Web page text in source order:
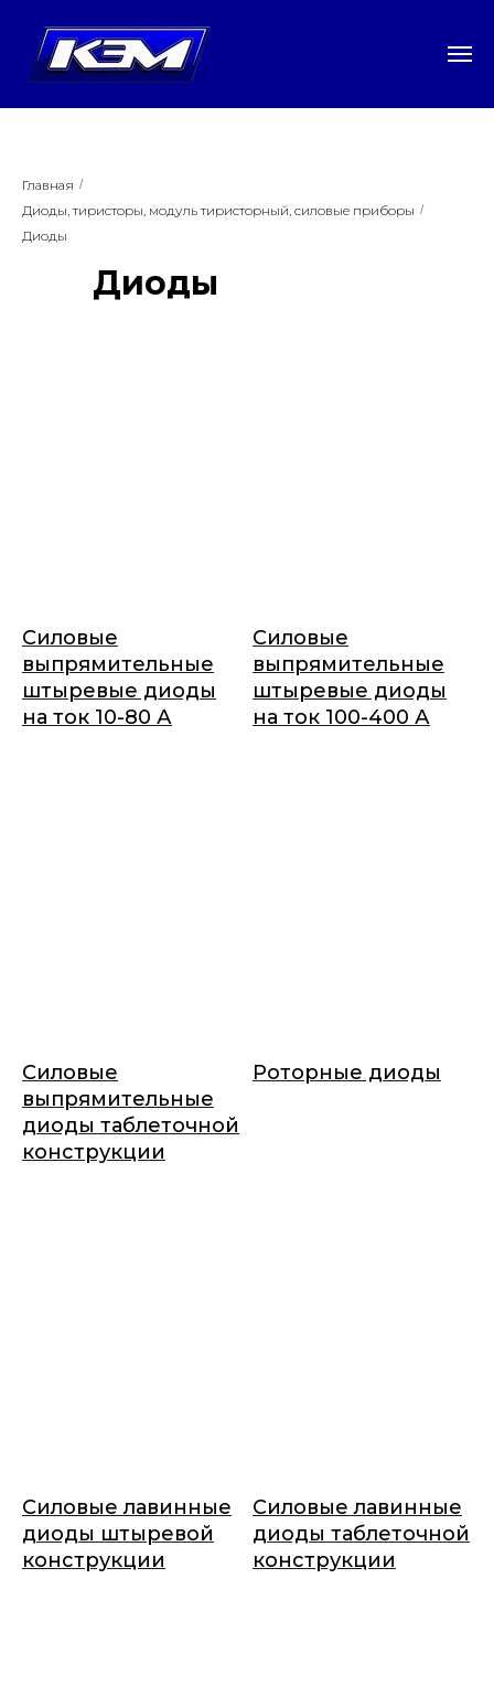
Главная /
Диоды, тиристоры, модуль тиристорный, силовые приборы /
Диоды
Диоды
Силовые
выпрямительные
штыревые диоды
на ток 10-80 А
Силовые
выпрямительные
штыревые диоды
на ток 100-400 А
Силовые
выпрямительные
диоды таблеточной
конструкции
Роторные диоды
Силовые лавинные
диоды штыревой
конструкции
Силовые лавинные
диоды таблеточной
конструкции